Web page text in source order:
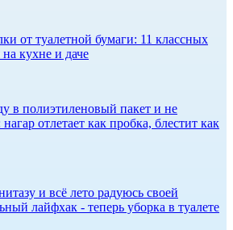
от туалетной бумаги: 11 классных
кухне и даче
в полиэтиленовый пакет и не
отлетает как пробка, блестит как
и всё лето радуюсь своей
лайфхак - теперь уборка в туалете